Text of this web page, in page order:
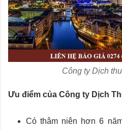
Công ty Dịch
Ưu điểm của Công ty Dịch
Có thâm niên hơn 6